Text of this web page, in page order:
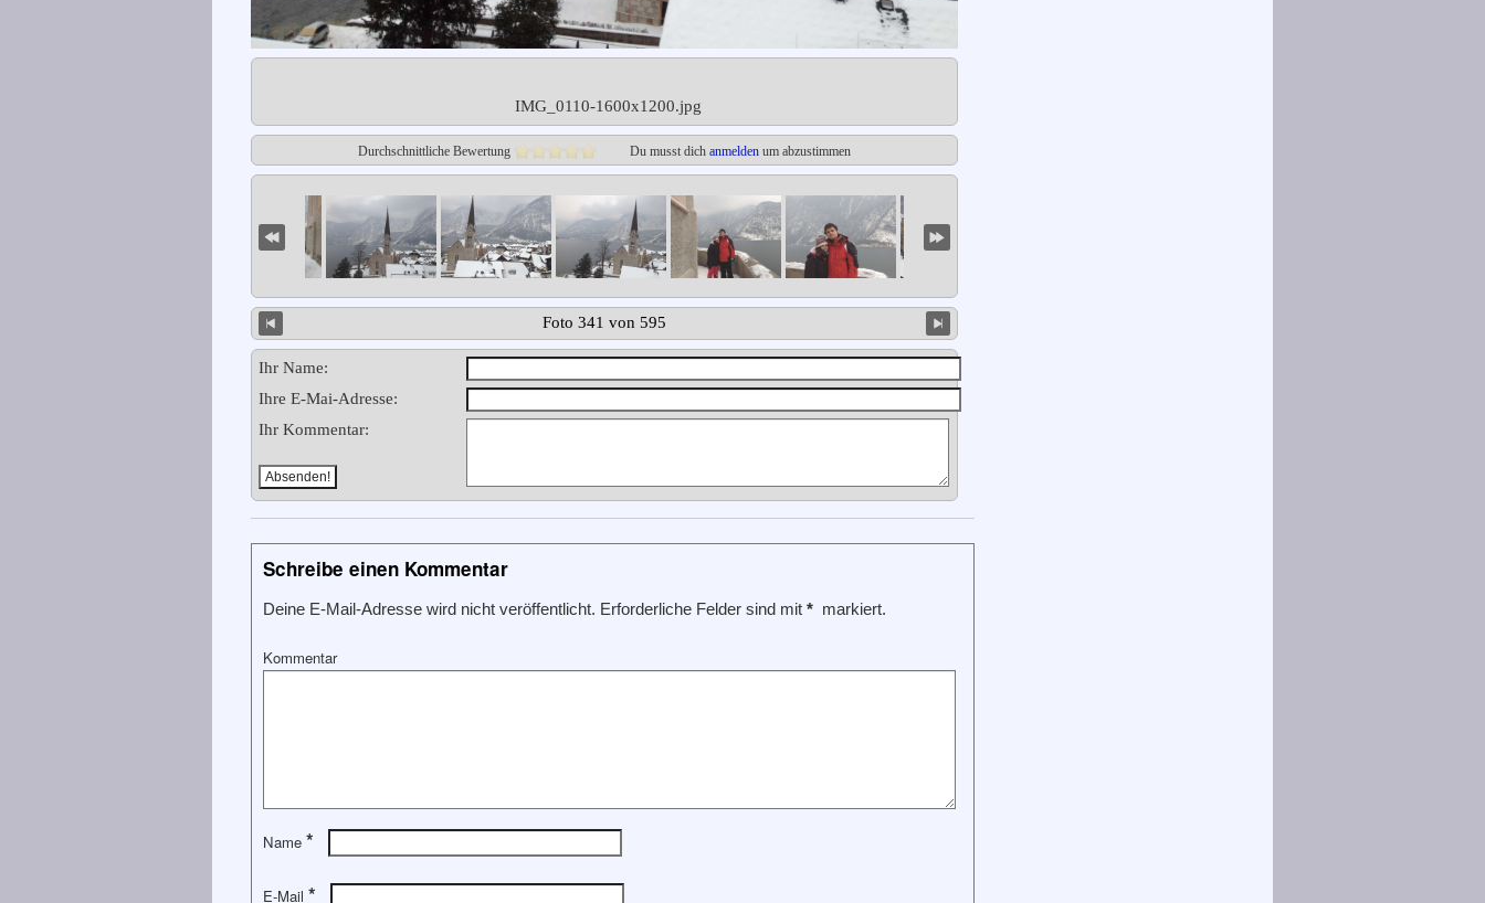
IMG_0110-1600x1200.jpg
Durchschnittliche Bewertung Du musst dich anmelden um abzustimmen
Foto 341 von 595
Ihr Name:
Ihre E-Mai-Adresse:
Ihr Kommentar:
Schreibe einen Kommentar
Deine E-Mail-Adresse wird nicht veröffentlicht. Erforderliche Felder sind mit * markiert.
Kommentar
Name *
E-Mail *